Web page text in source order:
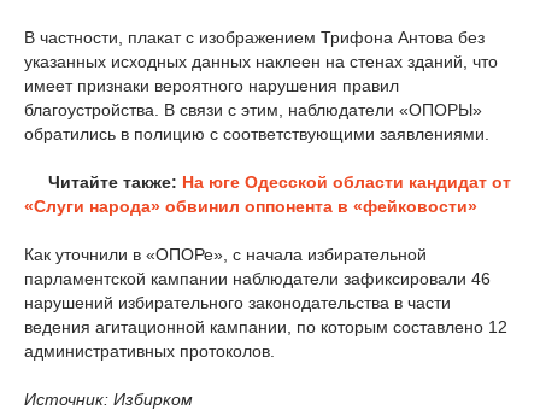
В частности, плакат с изображением Трифона Антова без
указанных исходных данных наклеен на стенах зданий, что
имеет признаки вероятного нарушения правил
благоустройства. В связи с этим, наблюдатели «ОПОРЫ»
обратились в полицию с соответствующими заявлениями.
Читайте также: На юге Одесской области кандидат от
«Слуги народа» обвинил оппонента в «фейковости»
Как уточнили в «ОПОРе», с начала избирательной
парламентской кампании наблюдатели зафиксировали 46
нарушений избирательного законодательства в части
ведения агитационной кампании, по которым составлено 12
административных протоколов.
Источник: Избирком